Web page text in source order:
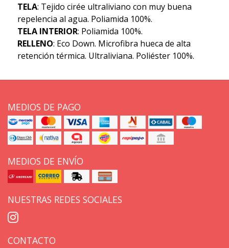
TELA: Tejido cirée ultraliviano con muy buena
repelencia al agua. Poliamida 100%.
TELA INTERIOR: Poliamida 100%.
RELLENO: Eco Down. Microfibra hueca de alta
retención térmica. Ultraliviana. Poliéster 100%.
MEDIOS DE PAGO
MEDIOS DE ENVÍO
NUESTRAS REDES SOCIALES
CONTACTO